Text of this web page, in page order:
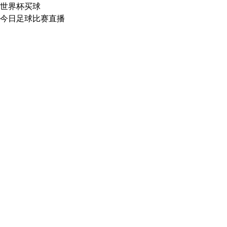
世界杯买球
今日足球比赛直播